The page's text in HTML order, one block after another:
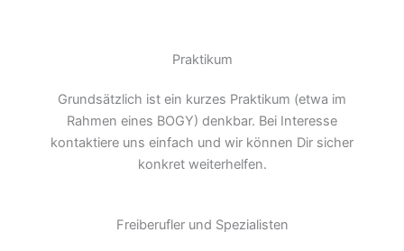
Praktikum
Grundsätzlich ist ein kurzes Praktikum (etwa im
Rahmen eines BOGY) denkbar. Bei Interesse
kontaktiere uns einfach und wir können Dir sicher
konkret weiterhelfen.
Freiberufler und Spezialisten